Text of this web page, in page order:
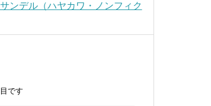
ンデル（ハヤカワ・ノンフィク
です